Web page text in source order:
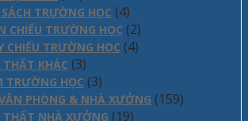
TRƯỜNG HỌC (4)
CHIẾU TRƯỜNG HỌC (2)
CHIẾU TRƯỜNG HỌC (4)
THẤT KHÁC (3)
TRƯỜNG HỌC (3)
PHÒNG & NHÀ XƯỞNG (159)
THẤT NHÀ XƯỞNG (19)